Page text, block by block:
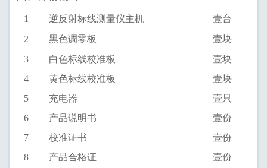
1 逆反射标线测量仪主机
壹台
2
黑色调零板
壹块
3
白色标线校准板
壹块
4
黄色标线校准板
壹块
5
充电器 壹 只
6
产品说明书
壹份
7
校准证书
壹份
8
产品合格证
壹份